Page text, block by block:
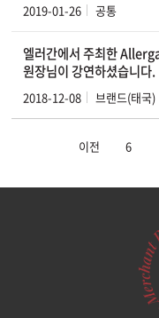
2019-01-26 공통
엘러간에서 주최한
원장님이 강연하셨습니다.
2018-12-08 브랜드(태국)
이전 6